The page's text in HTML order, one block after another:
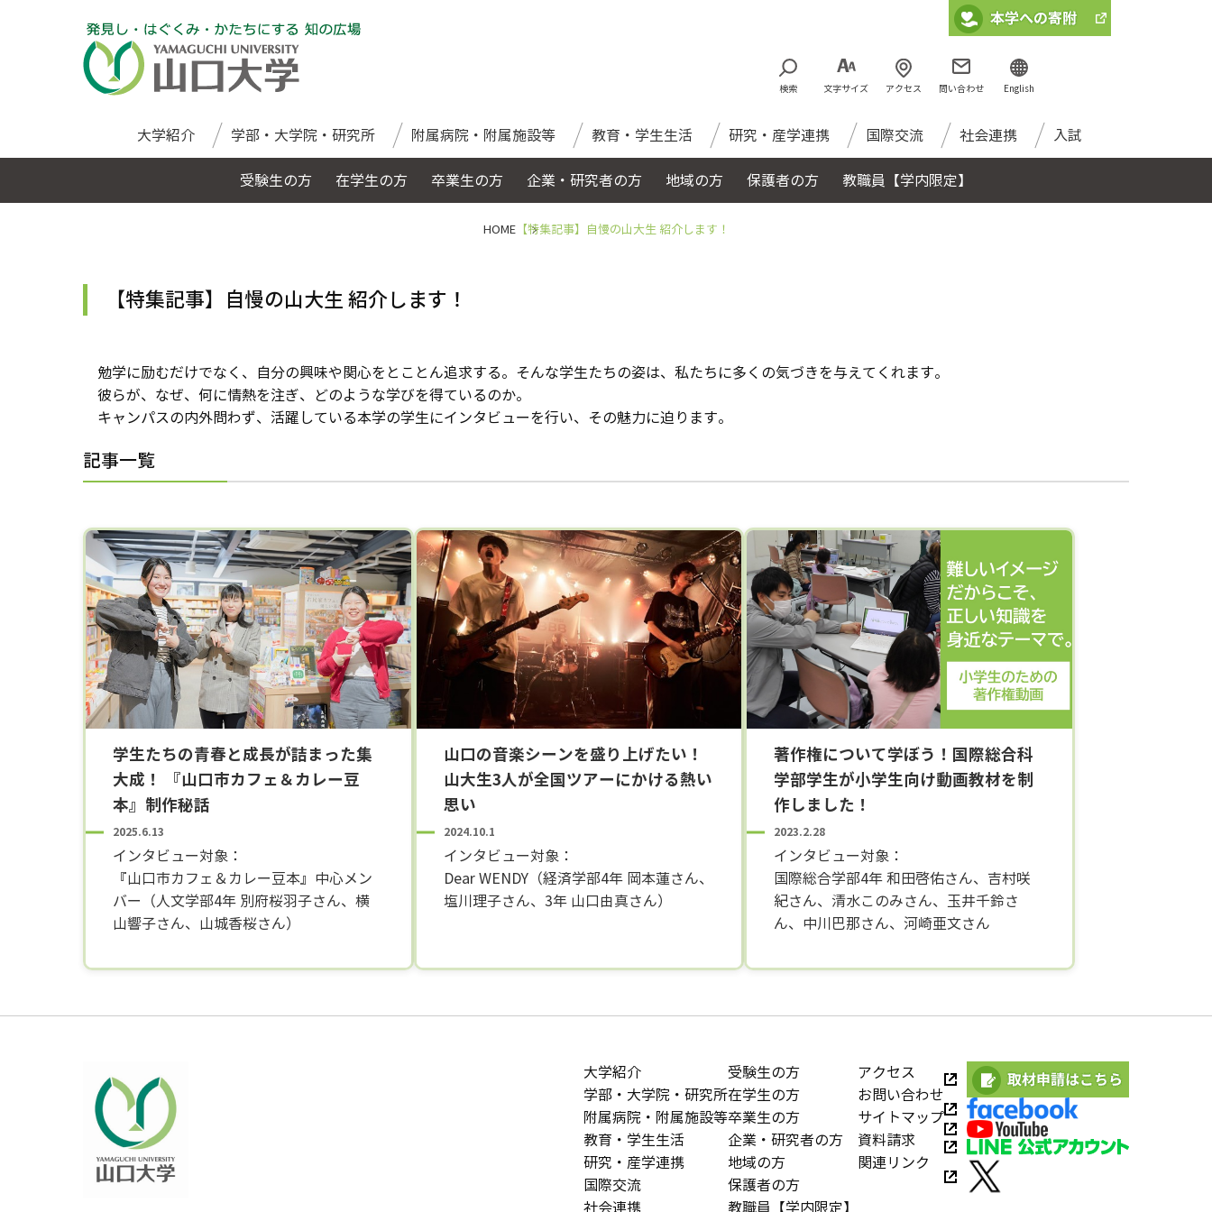
大学紹介 学部・大学院・研究所 附属病院・附属施設等 教育・学生生活 研究・産学連携 国際交流 社会連携 入試
検索 文字サイズ アクセス 問い合わせ English
受験生の方 在学生の方 卒業生の方 企業・研究者の方 地域の方 保護者の方 教職員【学内限定】
HOME【特集記事】自慢の山大生 紹介します！
【特集記事】自慢の山大生 紹介します！
勉学に励むだけでなく、自分の興味や関心をとことん追求する。そんな学生たちの姿は、私たちに多くの気づきを与えてくれます。
彼らが、なぜ、何に情熱を注ぎ、どのような学びを得ているのか。
キャンパスの内外問わず、活躍している本学の学生にインタビューを行い、その魅力に迫ります。
記事一覧
学生たちの青春と成長が詰まった集
大成！ 『山口市カフェ＆カレー豆
本』制作秘話
2025.6.13
インタビュー対象：
『山口市カフェ＆カレー豆本』中心メン
バー（人文学部4年 別府桜羽子さん、横
山響子さん、山城香桜さん）
山口の音楽シーンを盛り上げたい！
山大生3人が全国ツアーにかける熱い
思い
2024.10.1
インタビュー対象：
Dear WENDY（経済学部4年 岡本蓮さん、
塩川理子さん、3年 山口由真さん）
著作権について学ぼう！国際総合科
学部学生が小学生向け動画教材を制
作しました！
2023.2.28
インタビュー対象：
国際総合学部4年 和田啓佑さん、吉村咲
紀さん、清水このみさん、玉井千鈴さ
ん、中川巴那さん、河崎亜文さん
大学紹介
学部・大学院・研究所
附属病院・附属施設等
教育・学生生活
研究・産学連携
国際交流
社会連携
受験生の方
在学生の方
卒業生の方
企業・研究者の方
地域の方
保護者の方
教職員【学内限定】
アクセス
お問い合わせ
サイトマップ
資料請求
関連リンク